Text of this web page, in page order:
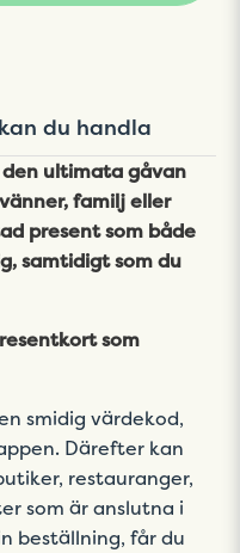
du handla
ultimata gåvan
familj eller
present som både
samtidigt som du
som
smidig värdekod,
Därefter kan
restauranger,
som är anslutna i
beställning, får du